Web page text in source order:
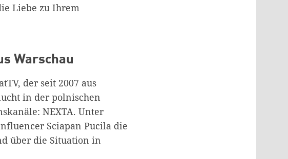
Liebe zu Ihrem
Warschau
der seit 2007 aus
in der polnischen
NEXTA. Unter
Sciapan Pucila die
über die Situation in